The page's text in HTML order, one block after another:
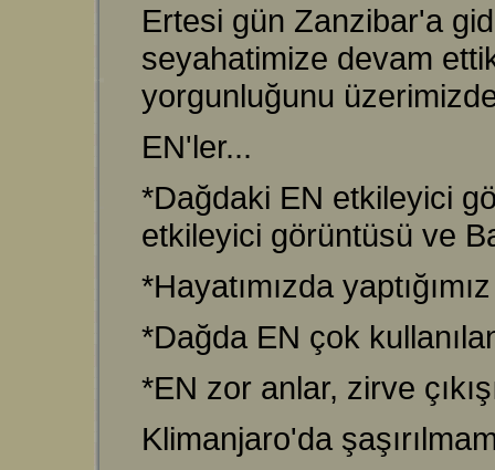
Ertesi gün Zanzibar'a
seyahatimize devam
yorgunluğunu
EN'ler...
*Dağdaki EN etkileyici
etkileyici görüntüsü ve
*Hayatımızda
*Dağda EN çok
*EN zor anlar, zirve
Klimanjaro'da